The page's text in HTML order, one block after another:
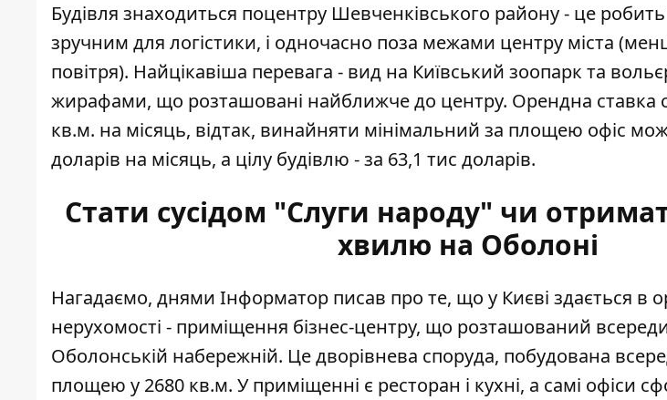
Будівля знаходиться поцентру Шевченківського району - це робить
зручним для логістики, і одночасно поза межами центру міста
повітря). Найцікавіша перевага - вид на Київський зоопарк та
жирафами, що розташовані найближче до центру. Орендна ставка
кв.м. на місяць, відтак, винайняти мінімальний за площею офіс
доларів на місяць, а цілу будівлю - за 63,1 тис доларів.
Стати сусідом "Слуги народу" чи
хвилю на Оболоні
Нагадаємо, днями Інформатор писав про те, що у Києві здається в
нерухомості - приміщення бізнес-центру, що розташований
Оболонській набережній. Це дворівнева споруда, побудована
площею у 2680 кв.м. У приміщенні є ресторан і кухні, а самі офіси